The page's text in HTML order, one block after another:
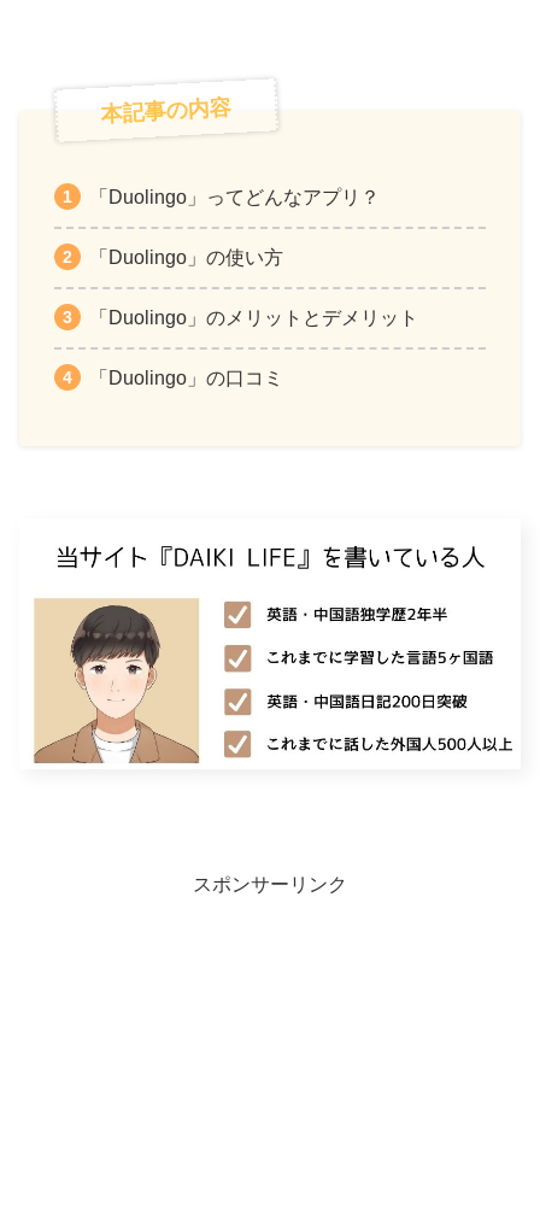
本記事の内容
「Duolingo」ってどんなアプリ？
「Duolingo」の使い方
「Duolingo」のメリットとデメリット
「Duolingo」の口コミ
スポンサーリンク